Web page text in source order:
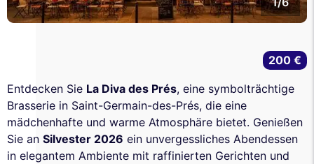
Entdecken Sie La Diva des Prés, eine symbolträchtige
Brasserie in Saint-Germain-des-Prés, die eine
mädchenhafte und warme Atmosphäre bietet. Genießen
Sie an Silvester 2026 ein unvergessliches Abendessen
in elegantem Ambiente mit raffinierten Gerichten und
200 €